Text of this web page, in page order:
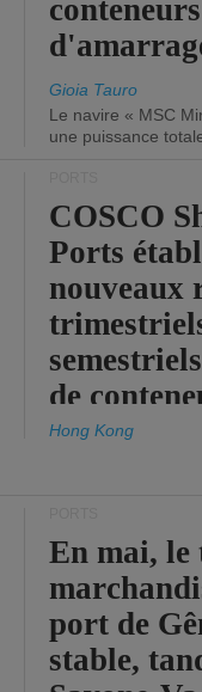
Gioia Tauro
Le navire « MSC
une puissance
COSCO
Ports
nouveaux
de
Hong Kong
En mai, le
port de
stable,